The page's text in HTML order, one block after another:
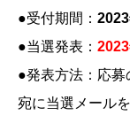
●受付期間：
●当選発表：
●発表方法：応募
宛に当選メール